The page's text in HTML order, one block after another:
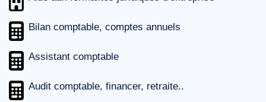
Bilan comptable, comptes annuels
Assistant comptable
Audit comptable, financer, retraite..